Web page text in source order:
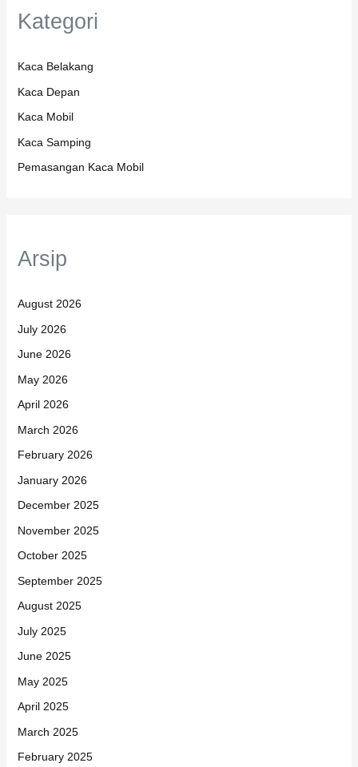
Kategori
Kaca Belakang
Kaca Depan
Kaca Mobil
Kaca Samping
Pemasangan Kaca Mobil
Arsip
August 2026
July 2026
June 2026
May 2026
April 2026
March 2026
February 2026
January 2026
December 2025
November 2025
October 2025
September 2025
August 2025
July 2025
June 2025
May 2025
April 2025
March 2025
February 2025